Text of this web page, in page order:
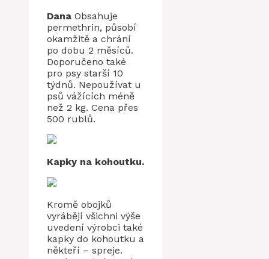
Dana Obsahuje
permethrin, působí
okamžitě a chrání
po dobu 2 měsíců.
Doporučeno také
pro psy starší 10
týdnů. Nepoužívat u
psů vážících méně
než 2 kg. Cena přes
500 rublů.
Kapky na kohoutku.
Kromě obojků
vyrábějí všichni výše
uvedení výrobci také
kapky do kohoutku a
někteří – spreje.